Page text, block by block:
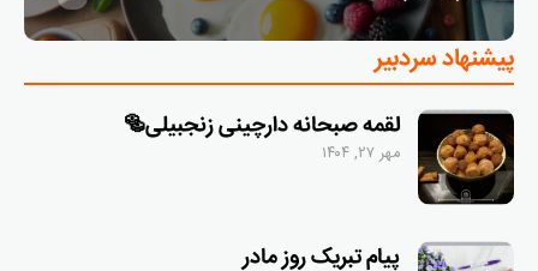
پیشنهاد سردبیر
لقمه‌ صبحانه دارچینی زنجبیلی🥯
مهر ۲۷, ۱۴۰۴
پیام تبریک روز مادر